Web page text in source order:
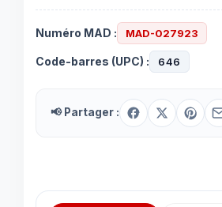
Numéro MAD : MAD-027923
Code-barres (UPC) : 646
📢 Partager :